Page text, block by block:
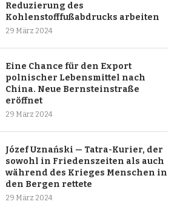
Reduzierung des
Kohlenstofffußabdrucks arbeiten
29 März 2024
Eine Chance für den Export
polnischer Lebensmittel nach
China. Neue Bernsteinstraße
eröffnet
29 März 2024
Józef Uznański — Tatra-Kurier, der
sowohl in Friedenszeiten als auch
während des Krieges Menschen in
den Bergen rettete
29 März 2024